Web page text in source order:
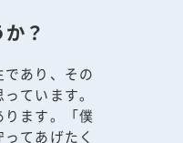
？
あり、その
ています。
ます。「僕
てあげたく